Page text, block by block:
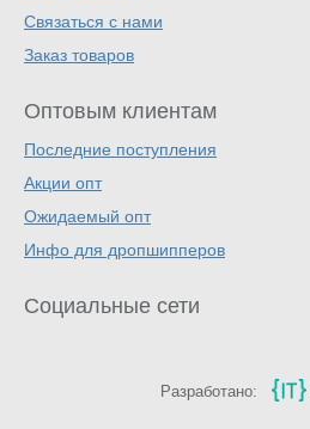
Связаться с нами
Заказ товаров
Оптовым клиентам
Последние поступления
Акции опт
Ожидаемый опт
Инфо для дропшипперов
Социальные сети
Разработано: